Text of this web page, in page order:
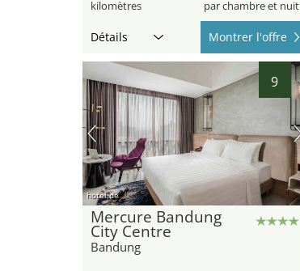
kilomètres par chambre et nuit
Détails Montrer l'offre
9
hotel.de
Mercure Bandung
City Centre
Bandung